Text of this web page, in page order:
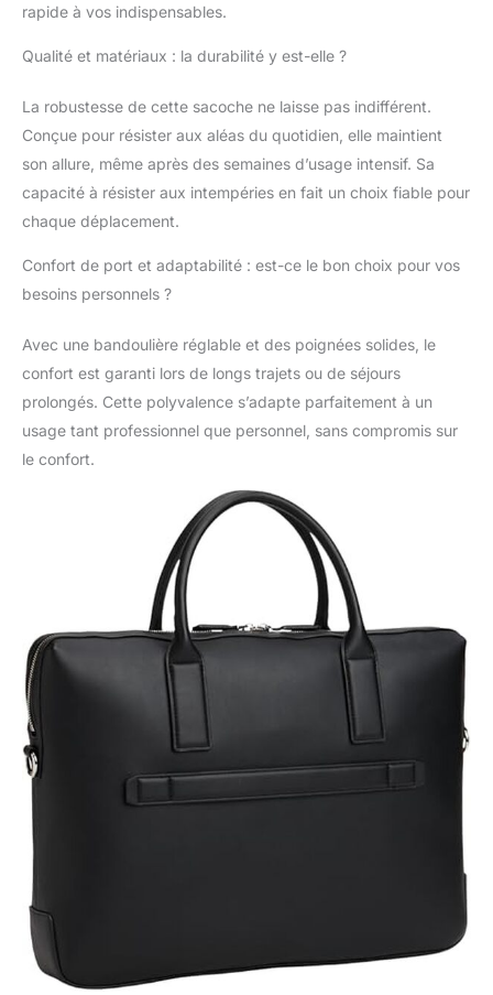
rapide à vos indispensables.
Qualité et matériaux : la durabilité y est-elle ?
La robustesse de cette sacoche ne laisse pas indifférent.
Conçue pour résister aux aléas du quotidien, elle maintient
son allure, même après des semaines d’usage intensif. Sa
capacité à résister aux intempéries en fait un choix fiable pour
chaque déplacement.
Confort de port et adaptabilité : est-ce le bon choix pour vos
besoins personnels ?
Avec une bandoulière réglable et des poignées solides, le
confort est garanti lors de longs trajets ou de séjours
prolongés. Cette polyvalence s’adapte parfaitement à un
usage tant professionnel que personnel, sans compromis sur
le confort.